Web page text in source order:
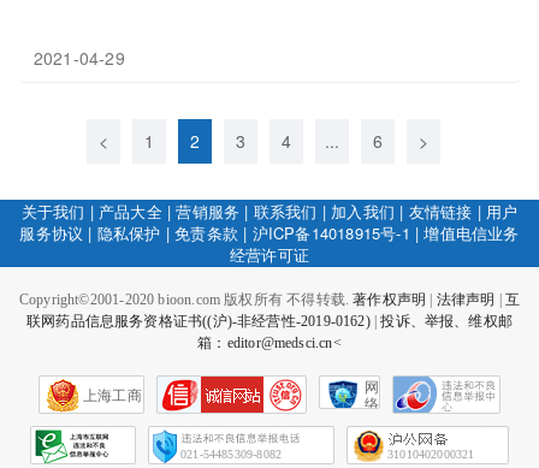
2021-04-29
< 1 2 3 4 ... 6 >
关于我们 | 产品大全|营销服务 | 联系我们 | 加入我们 | 友情链接 | 用户
服务协议 | 隐私保护 |免责条款 | 沪ICP备14018915号-1 |增值电信业务
经营许可证
Copyright©2001-2020 bioon.com 版权所有 不得转载.著作权声明 法律声明
互
联网药品信息服务资格证书((沪)-非经营性-2019-0162)|投诉、举报、维权邮
箱：editor@medsci.cn<
上海工商
网
络
会
征
021-54485309-8082 31010402000321